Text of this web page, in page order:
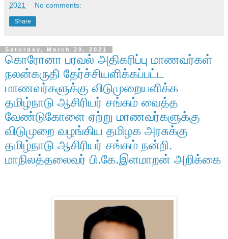
2021
No comments:
Share
Saturday, March 20, 2021
கொரோனா பரவல் அதிகரிப்பு மாணவர்கள்
நலன்கருதி தேர்ச்சியளிக்கப்பட்ட
மாணவர்களுக்கு விடுமுறையளிக்க
தமிழ்நாடு ஆசிரியர் சங்கம் வைத்த
வேண்டுகோளை ஏற்று மாணவர்களுக்கு
விடுமுறை வழங்கிய தமிழக அரசுக்கு
தமிழ்நாடு ஆசிரியர் சங்கம் நன்றி.
மாநிலத்தலைவர் பி.கே.இளமாறன் அறிக்கை